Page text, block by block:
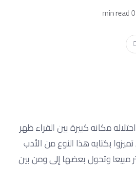
0 min read
مكانه كبيرة بين القراء ظهر
بكتابه هذا النوع من الأدب
مبيعا وتحول بعضها إلى ومن بين